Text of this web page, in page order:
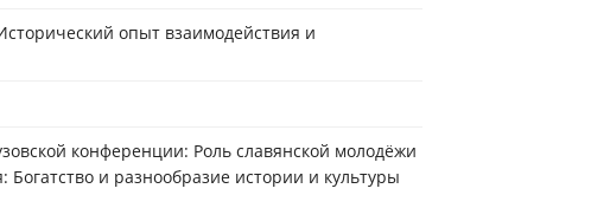
опыт взаимодействия и
конференции: Роль славянской молодёжи
и разнообразие истории и культуры